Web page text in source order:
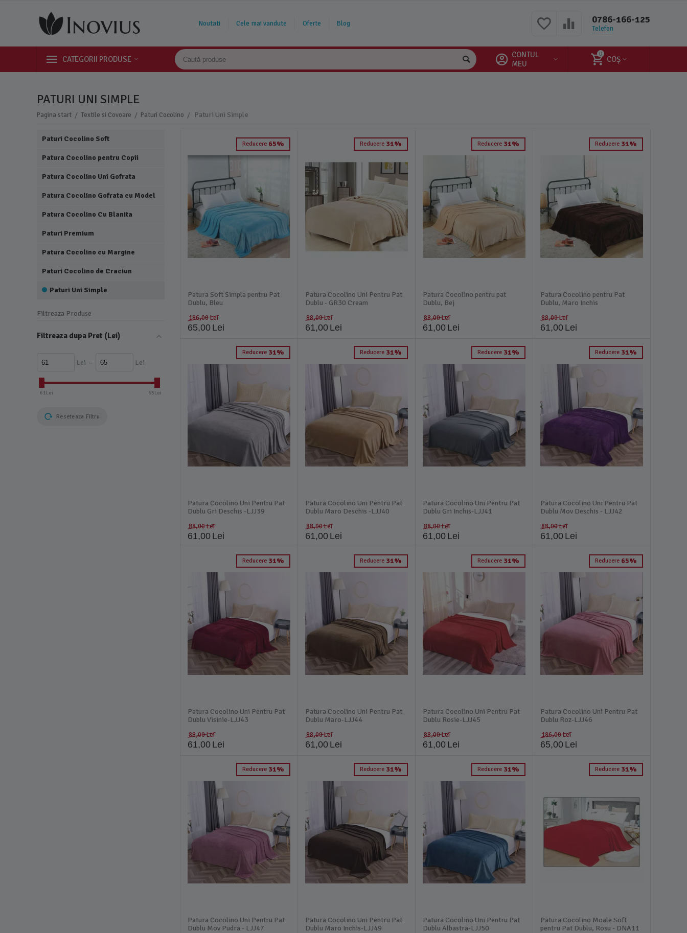
Noutati Cele mai vandute Oferte Blog 0786-166-125
Telefon
CATEGORII PRODUSE
0
COȘ
CONTUL
MEU
PATURI UNI SIMPLE
Pagina start / Textile si Covoare / Paturi Cocolino / Paturi Uni Simple
Reducere 65%
Patura Soft Simpla pentru Pat
Dublu, Bleu
186,00Lei
65,00 Lei
Reducere 31%
Patura Cocolino Uni Pentru Pat
Dublu - GR30 Cream
88,00Lei
61,00 Lei
Reducere 31%
Patura Cocolino pentru pat
Dublu, Bej
88,00Lei
61,00 Lei
Reducere 31%
Patura Cocolino pentru Pat
Dublu, Maro Inchis
88,00Lei
61,00 Lei
Reducere 31%
Patura Cocolino Uni Pentru Pat
Dublu Gri Deschis -LJJ39
88,00Lei
61,00 Lei
Reducere 31%
Patura Cocolino Uni Pentru Pat
Dublu Maro Deschis -LJJ40
88,00Lei
61,00 Lei
Reducere 31%
Patura Cocolino Uni Pentru Pat
Dublu Gri Inchis-LJJ41
88,00Lei
61,00 Lei
Reducere 31%
Patura Cocolino Uni Pentru Pat
Dublu Mov Deschis - LJJ42
88,00Lei
61,00 Lei
Reducere 31%
Patura Cocolino Uni Pentru Pat
Dublu Visinie-LJJ43
88,00Lei
61,00 Lei
Reducere 31%
Patura Cocolino Uni Pentru Pat
Dublu Maro-LJJ44
88,00Lei
61,00 Lei
Reducere 31%
Patura Cocolino Uni Pentru Pat
Dublu Rosie-LJJ45
88,00Lei
61,00 Lei
Reducere 65%
Patura Cocolino Uni Pentru Pat
Dublu Roz-LJJ46
186,00Lei
65,00 Lei
Reducere 31%
Patura Cocolino Uni Pentru Pat
Dublu Mov Pudra - LJJ47
Reducere 31%
Patura Cocolino Uni Pentru Pat
Dublu Maro Inchis-LJJ49
Reducere 31%
Patura Cocolino Uni Pentru Pat
Dublu Albastra-LJJ50
Reducere 31%
Patura Cocolino Moale Soft
pentru Pat Dublu, Rosu - DNA11
Paturi Cocolino Soft
Patura Cocolino pentru Copii
Patura Cocolino Uni Gofrata
Patura Cocolino Gofrata cu Model
Patura Cocolino Cu Blanita
Paturi Premium
Patura Cocolino cu Margine
Paturi Cocolino de Craciun
Paturi Uni Simple
Filtreaza Produse
Filtreaza dupa Pret (Lei)
Lei – Lei
61Lei 65Lei
Reseteaza Filtru